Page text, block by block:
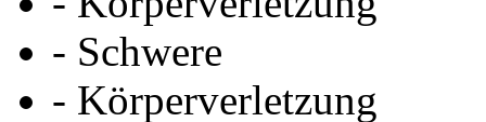
- Schwere
- Körperverletzung